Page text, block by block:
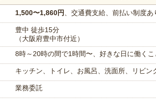
1,500〜1,860円 、交通費支給、前払い制度あ
豊中 徒歩15分
（大阪府豊中市付近）
8時～20時の間で1時間〜、好きな日に働く
キッチン、トイレ、お風呂、洗面所、リビン
業務委託